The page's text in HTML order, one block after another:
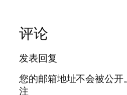
评论
发表回复
您的邮箱地址不会被公开。
注